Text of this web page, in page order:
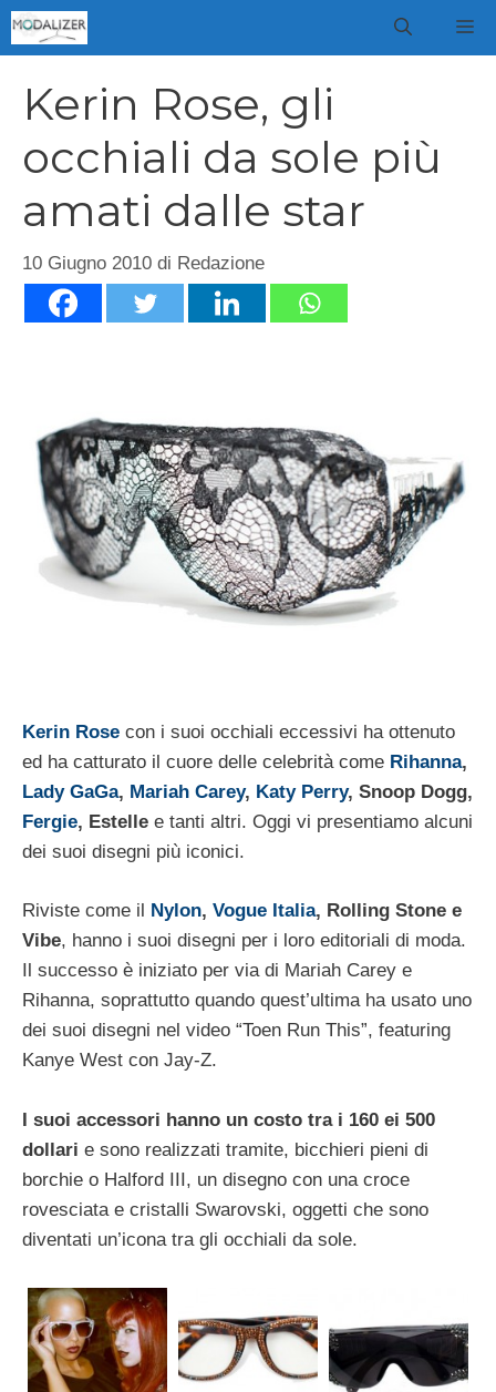
Vai
al
Kerin Rose, gli
occhiali da sole più
amati dalle star
10 Giugno 2010 di Redazione
Kerin Rose con i suoi occhiali eccessivi ha ottenuto
ed ha catturato il cuore delle celebrità come Rihanna,
Lady GaGa, Mariah Carey, Katy Perry, Snoop Dogg,
Fergie, Estelle e tanti altri. Oggi vi presentiamo alcuni
dei suoi disegni più iconici.
Riviste come il Nylon, Vogue Italia, Rolling Stone e
Vibe, hanno i suoi disegni per i loro editoriali di moda.
Il successo è iniziato per via di Mariah Carey e
Rihanna, soprattutto quando quest’ultima ha usato uno
dei suoi disegni nel video “Toen Run This”, featuring
Kanye West con Jay-Z.
I suoi accessori hanno un costo tra i 160 ei 500
dollari e sono realizzati tramite, bicchieri pieni di
borchie o Halford III, un disegno con una croce
rovesciata e cristalli Swarovski, oggetti che sono
diventati un’icona tra gli occhiali da sole.